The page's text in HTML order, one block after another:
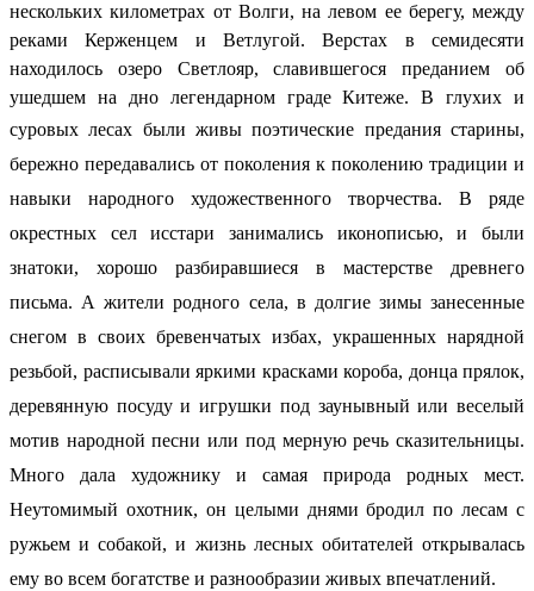
нескольких километрах от Волги, на левом ее берегу, между
реками Керженцем и Ветлугой. Верстах в семидесяти
находилось озеро Светлояр, славившегося преданием об
ушедшем на дно легендарном граде Китеже. В глухих и
суровых лесах были живы поэтические предания старины,
бережно передавались от поколения к поколению традиции и
навыки народного художественного творчества. В ряде
окрестных сел исстари занимались иконописью, и были
знатоки, хорошо разбиравшиеся в мастерстве древнего
письма. А жители родного села, в долгие зимы занесенные
снегом в своих бревенчатых избах, украшенных нарядной
резьбой, расписывали яркими красками короба, донца прялок,
деревянную посуду и игрушки под заунывный или веселый
мотив народной песни или под мерную речь сказительницы.
Много дала художнику и самая природа родных мест.
Неутомимый охотник, он целыми днями бродил по лесам с
ружьем и собакой, и жизнь лесных обитателей открывалась
ему во всем богатстве и разнообразии живых впечатлений.